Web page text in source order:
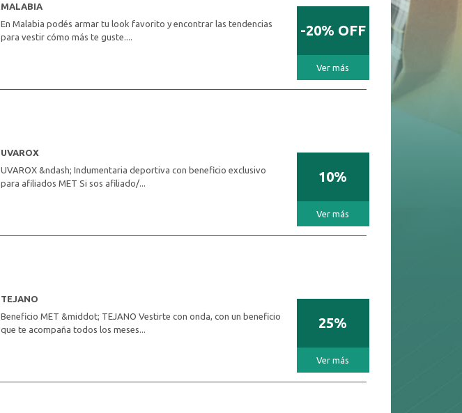
MALABIA
En Malabia podés armar tu look favorito y encontrar las tendencias
para vestir cómo más te guste....
-20% OFF
Ver más
UVAROX
UVAROX &ndash; Indumentaria deportiva con beneficio exclusivo
para afiliados MET Si sos afiliado/...
10%
Ver más
TEJANO
Beneficio MET &middot; TEJANO Vestirte con onda, con un beneficio
que te acompaña todos los meses...
25%
Ver más